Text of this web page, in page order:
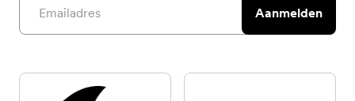
Aanmelden